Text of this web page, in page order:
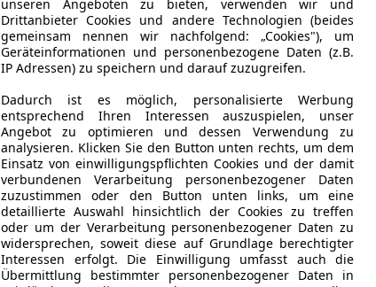
§57a Begutachtung
05/2028
Letzte Inspektion
05/2026
Fahrzeughalter
Scheckheftgepflegt
Ja
Nichtraucherfahrzeug
Ja
Leistung
245 kW
Getriebe
Hubraum
1 993 cm³
unseren Angeboten zu bieten, verwenden wir und
Drittanbieter Cookies und andere Technologien (beides
gemeinsam nennen wir nachfolgend: „Cookies"), um
Geräteinformationen und personenbezogene Daten (z.B.
IP Adressen) zu speichern und darauf zuzugreifen.
Dadurch ist es möglich, personalisierte Werbung
entsprechend Ihren Interessen auszuspielen, unser
Angebot zu optimieren und dessen Verwendung zu
analysieren. Klicken Sie den Button unten rechts, um dem
Einsatz von einwilligungspflichten Cookies und der damit
verbundenen Verarbeitung personenbezogener Daten
zuzustimmen oder den Button unten links, um eine
detaillierte Auswahl hinsichtlich der Cookies zu treffen
oder um der Verarbeitung personenbezogener Daten zu
widersprechen, soweit diese auf Grundlage berechtigter
Interessen erfolgt. Die Einwilligung umfasst auch die
Übermittlung bestimmter personenbezogener Daten in